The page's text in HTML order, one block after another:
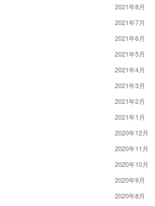
2021年8月
2021年7月
2021年6月
2021年5月
2021年4月
2021年3月
2021年2月
2021年1月
2020年12月
2020年11月
2020年10月
2020年9月
2020年8月